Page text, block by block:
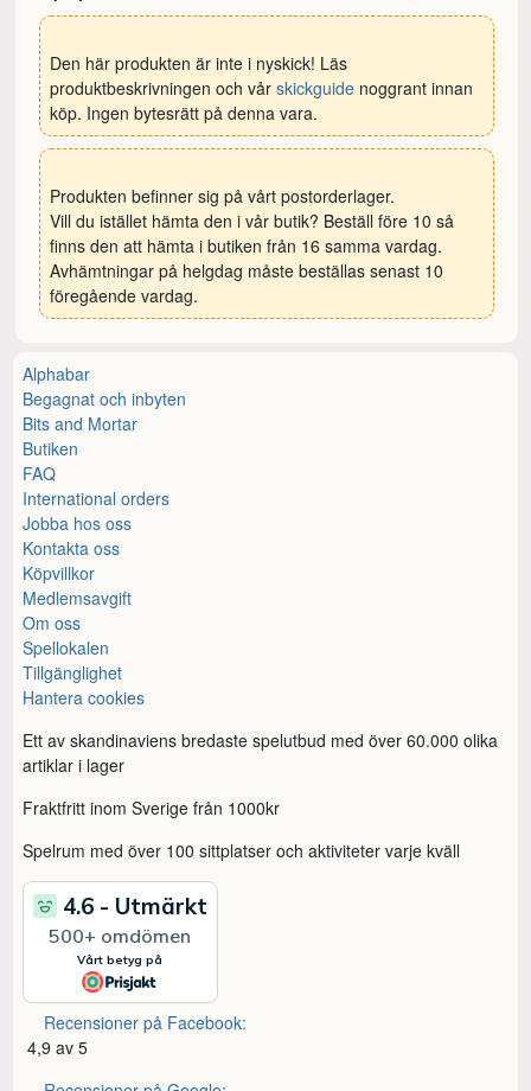
Den här produkten är inte i nyskick! Läs
produktbeskrivningen och vårskickguide noggrant innan
köp. Ingen bytesrätt på denna vara.
Produkten befinner sig på vårt postorderlager.
Vill du istället hämta den i vår butik? Beställ före 10 så
finns den att hämta i butiken från 16 samma vardag.
Avhämtningar på helgdag måste beställas senast 10
föregående vardag.
Alphabar
Begagnat och inbyten
Bits and Mortar
Butiken
FAQ
International orders
Jobba hos oss
Kontakta oss
Köpvillkor
Medlemsavgift
Om oss
Spellokalen
Tillgänglighet
Hantera cookies
Ett av skandinaviens bredaste spelutbud med över 60.000 olika
artiklar i lager
Fraktfritt inom Sverige från 1000kr
Spelrum med över 100 sittplatser och aktiviteter varje kväll
Recensioner på Facebook:
4,9 av 5